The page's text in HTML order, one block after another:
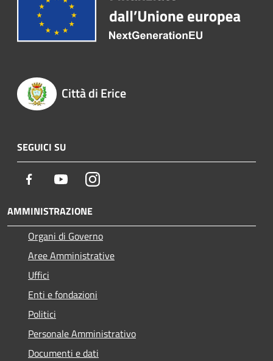
Città di Erice
SEGUICI SU
Facebook YoutubeInstagram
AMMINISTRAZIONE
Organi di Governo
Aree Amministrative
Uffici
Enti e fondazioni
Politici
Personale Amministrativo
Documenti e dati